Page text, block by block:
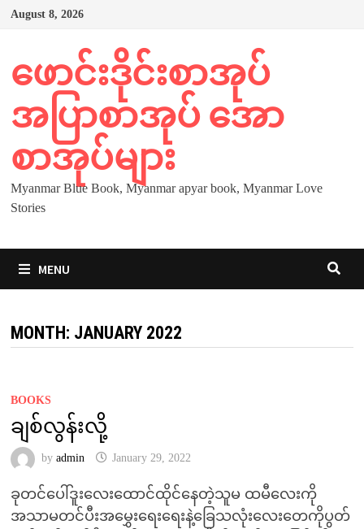
Skip
August 8, 2026
ဖောင်းဒိုင်းစာအုပ်
အပြာစာအုပ် အော
စာအုပ်များ
Myanmar Blue Book, Myanmar apyar book, Myanmar Love
Stories
MENU
MONTH: JANUARY 2022
BOOKS
ချစ်လွန်းလို့
by admin January 29, 2022
ခုတင်ပေါ်ဒူးလေးထောင်ထိုင်နေတဲ့သူမ ထမီလေးကို
အသာမတင်ပီးအမွှေးရေးရေးနဲ့ခြေသလုံးလေးတေကိုပွတ်